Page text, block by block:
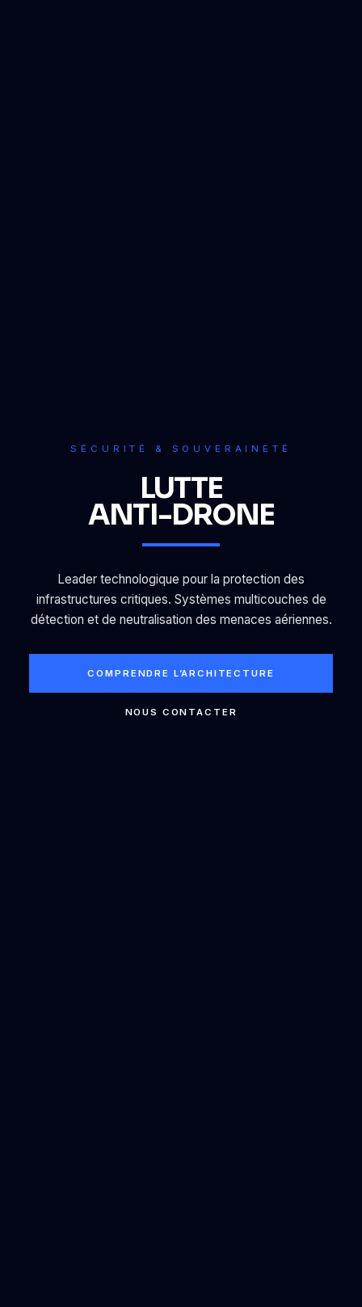
SÉCURITÉ & SOUVERAINETÉ
LUTTE
ANTI-DRONE
Leader technologique pour la protection des
infrastructures critiques. Systèmes multicouches de
détection et de neutralisation des menaces aériennes.
COMPRENDRE L’ARCHITECTURE
NOUS CONTACTER